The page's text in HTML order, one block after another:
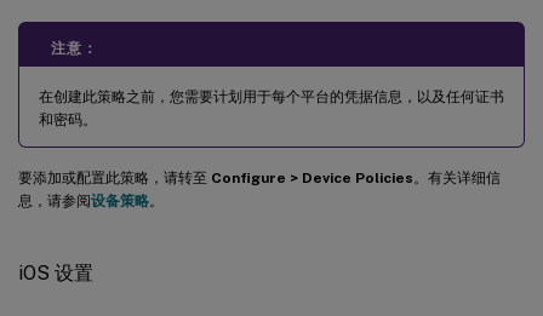
注意：
在创建此策略之前，您需要计划用于每个平台的凭据信息，以及任何证书
和密码。
要添加或配置此策略，请转至 Configure > Device Policies 。有关详细信
息，请参阅设备策略。
iOS 设置